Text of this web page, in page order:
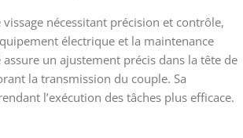
nécessitant précision et contrôle,
électrique et la maintenance
un ajustement précis dans la tête de
la transmission du couple. Sa
l’exécution des tâches plus efficace.